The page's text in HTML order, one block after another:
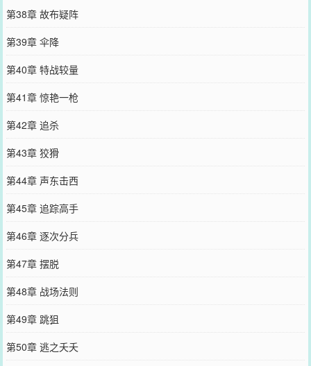
第38章 故布疑阵
第39章 伞降
第40章 特战较量
第41章 惊艳一枪
第42章 追杀
第43章 狡猾
第44章 声东击西
第45章 追踪高手
第46章 逐次分兵
第47章 摆脱
第48章 战场法则
第49章 跳狙
第50章 逃之夭夭